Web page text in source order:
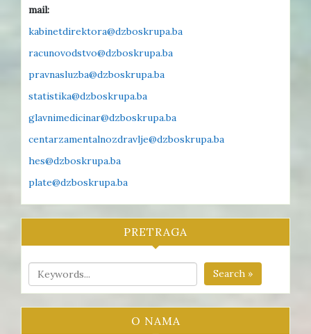
mail:
kabinetdirektora@dzboskrupa.ba
racunovodstvo@dzboskrupa.ba
pravnasluzba@dzboskrupa.ba
statistika@dzboskrupa.ba
glavnimedicinar@dzboskrupa.ba
centarzamentalnozdravlje@dzboskrupa.ba
hes@dzboskrupa.ba
plate@dzboskrupa.ba
PRETRAGA
Search »
O NAMA